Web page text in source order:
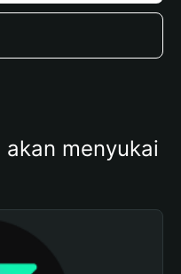
menyukai